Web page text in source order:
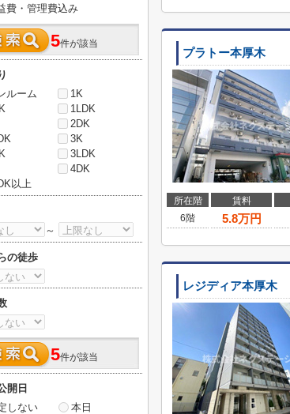
プラトー本厚木
所在階 賃料
6階
5.8万円
レジディア本厚木
費・管理費込み
5件が該当
ルーム
1K
1LDK
2DK
3K
3LDK
4DK
以上
～
の徒歩
5件が該当
開日
しない
本日